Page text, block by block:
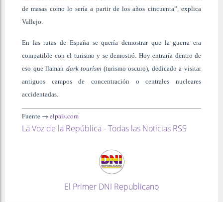
de masas como lo sería a partir de los años cincuenta”, explica
Vallejo.
En las rutas de España se quería demostrar que la guerra era
compatible con el turismo y se demostró. Hoy entraría dentro de
eso que llaman dark tourism (turismo oscuro), dedicado a visitar
antiguos campos de concentración o centrales nucleares
accidentadas.
Fuente → elpais.com
La Voz de la República - Todas las Noticias RSS
El Primer DNI Republicano